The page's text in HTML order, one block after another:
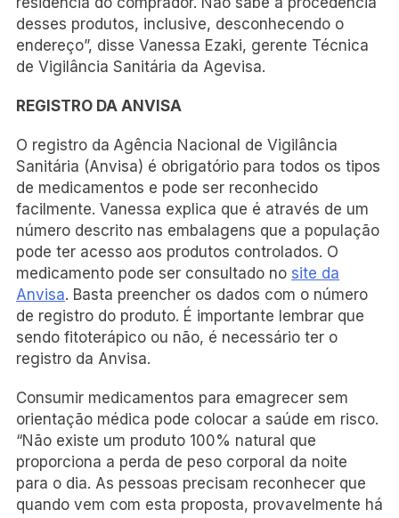
desses produtos, inclusive, desconhecendo o
endereço”, disse Vanessa Ezaki, gerente Técnica
de Vigilância Sanitária da Agevisa.
REGISTRO DA ANVISA
O registro da Agência Nacional de Vigilância
Sanitária (Anvisa) é obrigatório para todos os tipos
de medicamentos e pode ser reconhecido
facilmente. Vanessa explica que é através de um
número descrito nas embalagens que a população
pode ter acesso aos produtos controlados. O
medicamento pode ser consultado no site da
Anvisa. Basta preencher os dados com o número
de registro do produto. É importante lembrar que
sendo fitoterápico ou não, é necessário ter o
registro da Anvisa.
Consumir medicamentos para emagrecer sem
orientação médica pode colocar a saúde em risco.
“Não existe um produto 100% natural que
proporciona a perda de peso corporal da noite
para o dia. As pessoas precisam reconhecer que
quando vem com esta proposta, provavelmente há